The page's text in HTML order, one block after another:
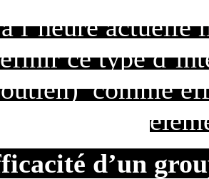
l’heure actuelle
ce type
comme
d’un